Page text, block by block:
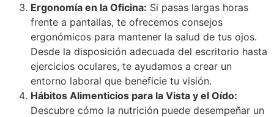
Ergonomía en la Oficina: Si pasas largas horas
frente a pantallas, te ofrecemos consejos
ergonómicos para mantener la salud de tus ojos.
Desde la disposición adecuada del escritorio hasta
ejercicios oculares, te ayudamos a crear un
entorno laboral que beneficie tu visión.
Hábitos Alimenticios para la Vista y el Oído:
Descubre cómo la nutrición puede desempeñar un